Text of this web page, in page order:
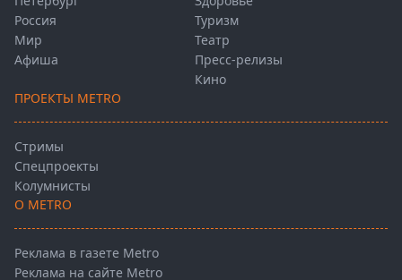
Россия
Мир
Афиша
Туризм
Театр
Пресс-релизы
Кино
ПРОЕКТЫ METRO
Стримы
Спецпроекты
Колумнисты
О METRO
Реклама в газете Metro
Реклама на сайте Metro